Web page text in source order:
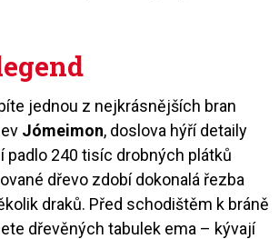
jednou z nejkrásnějších bran
Jómeimon, doslova hýří detaily
padlo 240 tisíc drobných plátků
dřevo zdobí dokonalá řezba
draků. Před schodištěm k bráně
dřevěných tabulek ema – kývají